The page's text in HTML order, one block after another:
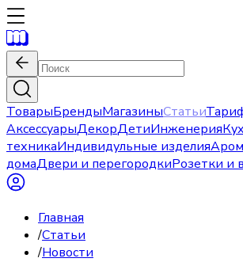
ТоварыБрендыМагазиныСтатьи
АксессуарыДекорДетиИнженерия
техникаИндивидульные изделия
домаДвери и перегородкиРозетки и
Главная
/Статьи
/Новости